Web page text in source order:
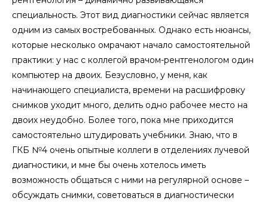
специальность. Этот вид диагностики сейчас является
одним из самых востребованных. Однако есть нюансы,
которые несколько омрачают начало самостоятельной
практики: у нас с коллегой врачом-рентгенологом один
компьютер на двоих. Безусловно, у меня, как
начинающего специалиста, времени на расшифровку
снимков уходит много, делить одно рабочее место на
двоих неудобно. Более того, пока мне приходится
самостоятельно штудировать учебники. Знаю, что в
ГКБ №4 очень опытные коллеги в отделениях лучевой
диагностики, и мне бы очень хотелось иметь
возможность общаться с ними на регулярной основе –
обсуждать снимки, советоваться в диагностически